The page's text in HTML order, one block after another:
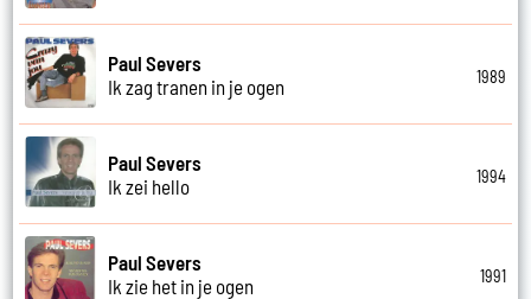
Paul Severs
Ik zag tranen in je ogen
1989
Paul Severs
Ik zei hello
1994
Paul Severs
Ik zie het in je ogen
1991